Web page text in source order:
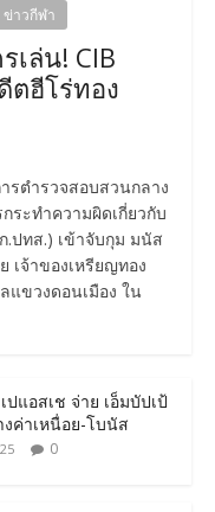
ข่าวกีฬา
เล่น! CIB
ฮีโร่ทอง
รตำรวจสอบสวนกลาง
ระทำความผิดเกี่ยวกับ
ปทส.) เข้าจับกุม มนัส
จ้าของเหรียญทอง
แขวงดอนเมือง ใน
ปแอสเช จ่าย เอ็มบัปเป้
ค่าเหนื่อย-โบนัส
0